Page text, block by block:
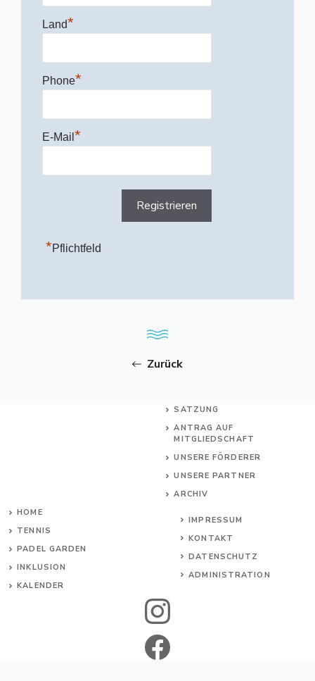
Land*
Phone*
E-Mail *
*Pflichtfeld
Zurück
SATZUNG
ANTRAG AUF
MITGLIEDSCHAFT
UNSERE FÖRDERER
UNSERE PARTNER
ARCHIV
HOME
TENNIS
PADEL GARDEN
INKLUSION
KALENDER
IMPRESSUM
KONTAKT
DATENSCHUTZ
ADMINISTRATION